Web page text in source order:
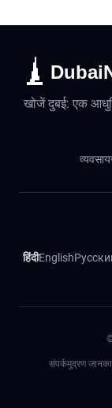
खोजें दुबई: एक
व्यवसाय
हिंदीEnglish
संपर्कमुद्रण